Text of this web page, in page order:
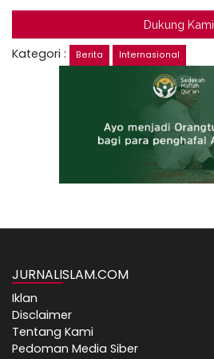
Dukung Kami
Kategori : Berita Internasional
JURNALISLAM.COM
Iklan
Disclaimer
Tentang Kami
Pedoman Media Siber